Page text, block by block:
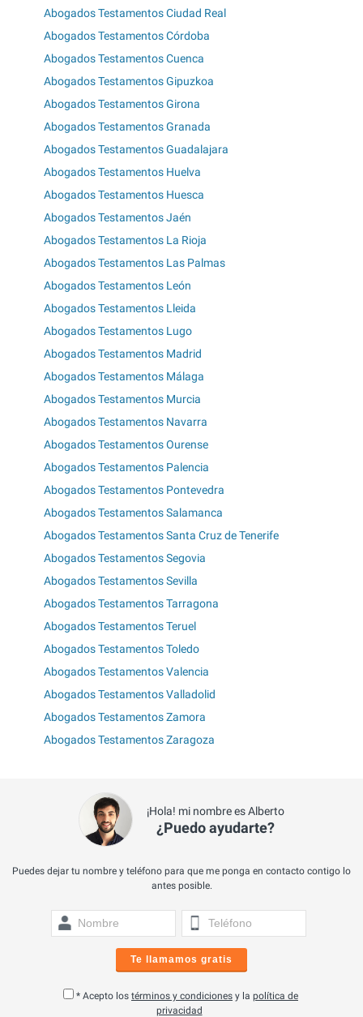
Abogados Testamentos Ciudad Real
Abogados Testamentos Córdoba
Abogados Testamentos Cuenca
Abogados Testamentos Gipuzkoa
Abogados Testamentos Girona
Abogados Testamentos Granada
Abogados Testamentos Guadalajara
Abogados Testamentos Huelva
Abogados Testamentos Huesca
Abogados Testamentos Jaén
Abogados Testamentos La Rioja
Abogados Testamentos Las Palmas
Abogados Testamentos León
Abogados Testamentos Lleida
Abogados Testamentos Lugo
Abogados Testamentos Madrid
Abogados Testamentos Málaga
Abogados Testamentos Murcia
Abogados Testamentos Navarra
Abogados Testamentos Ourense
Abogados Testamentos Palencia
Abogados Testamentos Pontevedra
Abogados Testamentos Salamanca
Abogados Testamentos Santa Cruz de Tenerife
Abogados Testamentos Segovia
Abogados Testamentos Sevilla
Abogados Testamentos Tarragona
Abogados Testamentos Teruel
Abogados Testamentos Toledo
Abogados Testamentos Valencia
Abogados Testamentos Valladolid
Abogados Testamentos Zamora
Abogados Testamentos Zaragoza
¡Hola! mi nombre es Alberto
¿Puedo ayudarte?
Puedes dejar tu nombre y teléfono para que me ponga en contacto contigo lo
antes posible.
Te llamamos gratis
* Acepto los términos y condiciones y la política de
privacidad